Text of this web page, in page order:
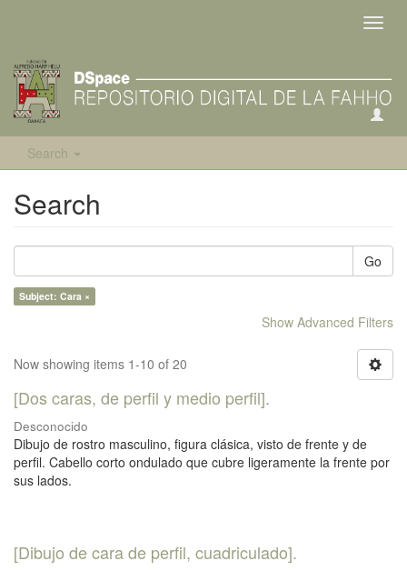
Search
Search
Go
Subject: Cara ×
Show Advanced Filters
Now showing items 1-10 of 20
[Dos caras, de perfil y medio perfil].
Desconocido
Dibujo de rostro masculino, figura clásica, visto de frente y de
perfil. Cabello corto ondulado que cubre ligeramente la frente por
sus lados.
[Dibujo de cara de perfil, cuadriculado].